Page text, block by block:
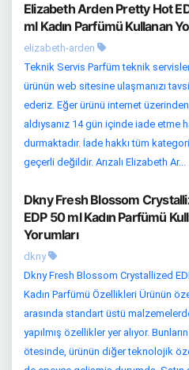
Elizabeth Arden Pretty Hot
ml Kadın Parfümü Kullanan
elizabeth-arden
Teknik Servis Parfüm teknik
ürünün web sitesine ulaşmanızı
ederiz. Eğer ürünü internet üzerinden
aldıysanız 14 gün içinde iade etme
durmaktadır. İade hakkı tüm
geçerli değildir. Arızalı Elizabeth Ar...
Dkny Fresh Blossom
EDP 50 ml Kadın Parfümü
Yorumları
dkny
Dkny Fresh Blossom Crystallized
Kadın Parfümü Özellikleri Ürünün
arasında standart üstü
yapılmış özellikler yer alıyor. Bunların
ötesinde, ürünün diğer teknolojik